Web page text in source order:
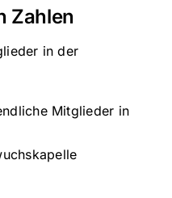
Zahlen
in der
Mitglieder in